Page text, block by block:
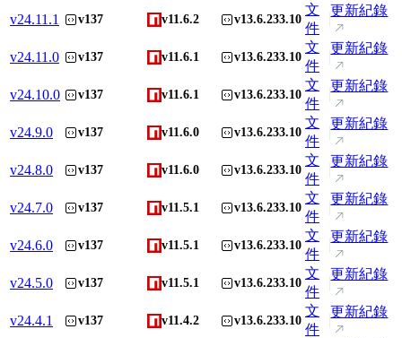
v24.11.1 v137 v11.6.2 v13.6.233.10
文
件
更新紀錄
v24.11.0 v137 v11.6.1 v13.6.233.10
文
件
更新紀錄
v24.10.0 v137 v11.6.1 v13.6.233.10
文
件
更新紀錄
v24.9.0 v137 v11.6.0 v13.6.233.10
文
件
更新紀錄
v24.8.0 v137 v11.6.0 v13.6.233.10
文
件
更新紀錄
v24.7.0 v137 v11.5.1 v13.6.233.10
文
件
更新紀錄
v24.6.0 v137 v11.5.1 v13.6.233.10
文
件
更新紀錄
v24.5.0 v137 v11.5.1 v13.6.233.10
文
件
更新紀錄
v24.4.1 v137 v11.4.2 v13.6.233.10
文
件
更新紀錄